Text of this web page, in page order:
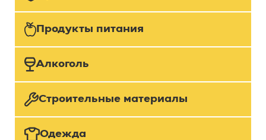
Продукты питания
Алкоголь
Строительные материалы
Одежда